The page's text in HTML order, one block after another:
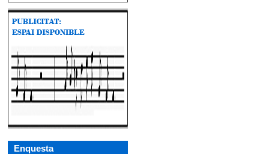
Enquesta